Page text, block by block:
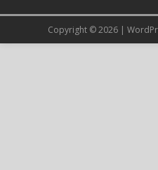
Copyright © 2026 |